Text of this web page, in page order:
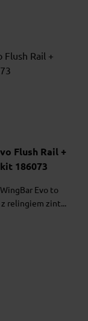
Flush Rail +
186073
Evo to
relingiem zint...